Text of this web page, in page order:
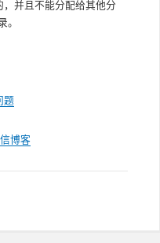
并且不能分配给其他分
。
题
博客